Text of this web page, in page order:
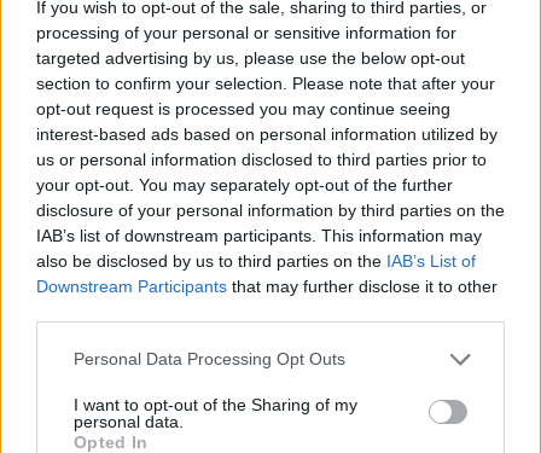
If you wish to opt-out of the sale, sharing to third parties, or
processing of your personal or sensitive information for
targeted advertising by us, please use the below opt-out
section to confirm your selection. Please note that after your
opt-out request is processed you may continue seeing
interest-based ads based on personal information utilized by
us or personal information disclosed to third parties prior to
your opt-out. You may separately opt-out of the further
disclosure of your personal information by third parties on the
IAB’s list of downstream participants. This information may
also be disclosed by us to third parties on the IAB’s List of
Downstream Participants that may further disclose it to other
Personal Data Processing Opt Outs
I want to opt-out of the Sharing of my
personal data.
Opted In
22/03/2009
"La sinistra faccia un bagno
d'umiltà"
11/01/2009
Sarà il ministro Sandro Bondi a
inaugurare questa mattina ...
15/10/2008